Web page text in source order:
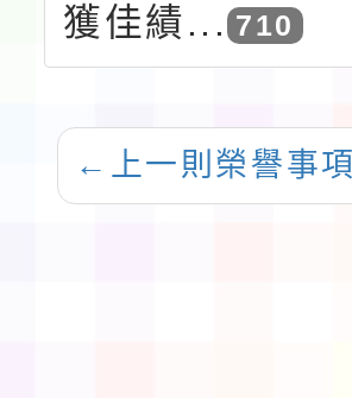
獲佳績... 710
← 上一則榮譽事項